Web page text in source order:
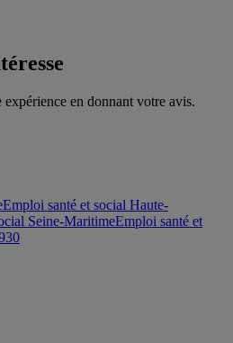
en donnant votre avis.
Emploi santé et social Haute-
Seine-MaritimeEmploi santé et